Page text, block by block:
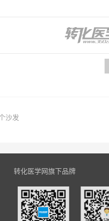
沙发
转化医学网旗下品牌